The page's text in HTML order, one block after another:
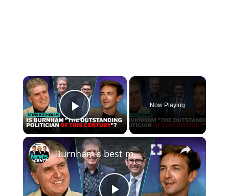
×
Play Video
Now Playing
×
Burnham's best mate on what the PM does now | The News Agents